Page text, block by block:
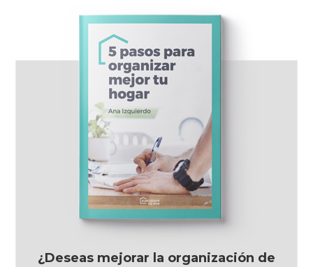
¿Deseas mejorar la organización de